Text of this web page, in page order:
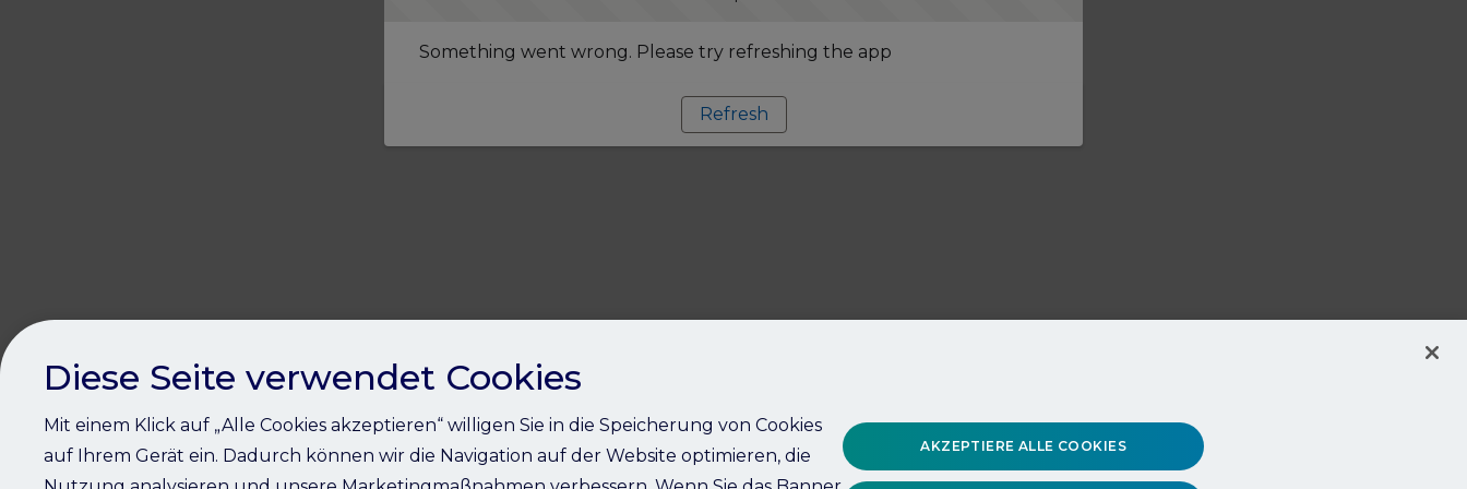
Something went wrong. Please try refreshing the app
Refresh
Diese Seite verwendet Cookies
Mit einem Klick auf „Alle Cookies akzeptieren“ willigen Sie in die Speicherung von Cookies
auf Ihrem Gerät ein. Dadurch können wir die Navigation auf der Website optimieren, die
AKZEPTIERE ALLE COOKIES